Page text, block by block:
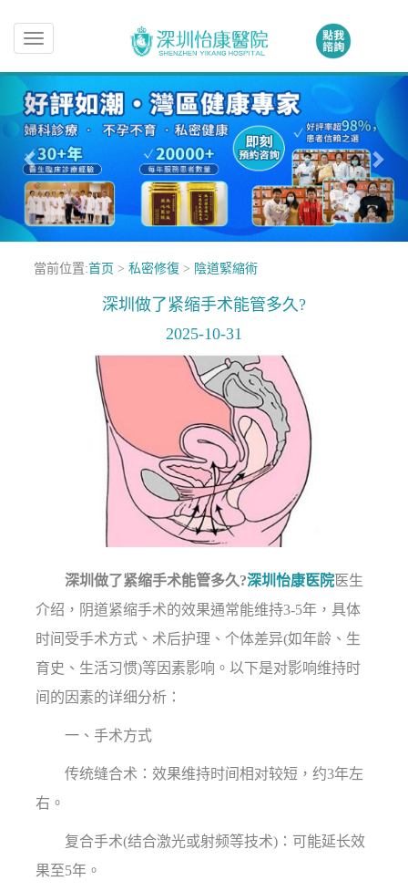
Toggle
navigation
當前位置:首页 > 私密修復 > 陰道緊縮術
深圳做了紧缩手术能管多久?
2025-10-31
深圳做了紧缩手术能管多久?深圳怡康医院医生
介绍，阴道紧缩手术的效果通常能维持3-5年，具体
时间受手术方式、术后护理、个体差异(如年龄、生
育史、生活习惯)等因素影响。以下是对影响维持时
间的因素的详细分析：
一、手术方式
传统缝合术：效果维持时间相对较短，约3年左
右。
复合手术(结合激光或射频等技术)：可能延长效
果至5年。